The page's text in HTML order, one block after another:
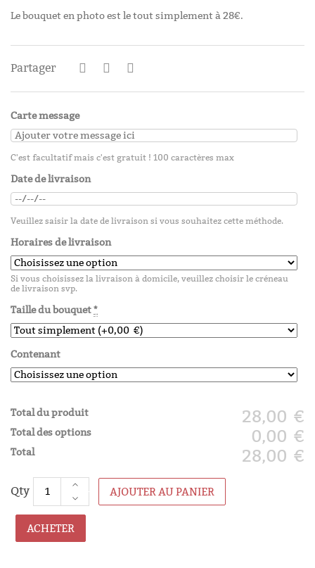
Le bouquet en photo est le tout simplement à 28€.
Partager
Carte message
C'est facultatif mais c'est gratuit ! 100 caractères max
Date de livraison
Veuillez saisir la date de livraison si vous souhaitez cette méthode.
Horaires de livraison
Si vous choisissez la livraison à domicile, veuillez choisir le créneau
de livraison svp.
Taille du bouquet*
Contenant
Total du produit 28,00 €
Total des options 0,00 €
Total 28,00 €
AJOUTER AU PANIER
ACHETER